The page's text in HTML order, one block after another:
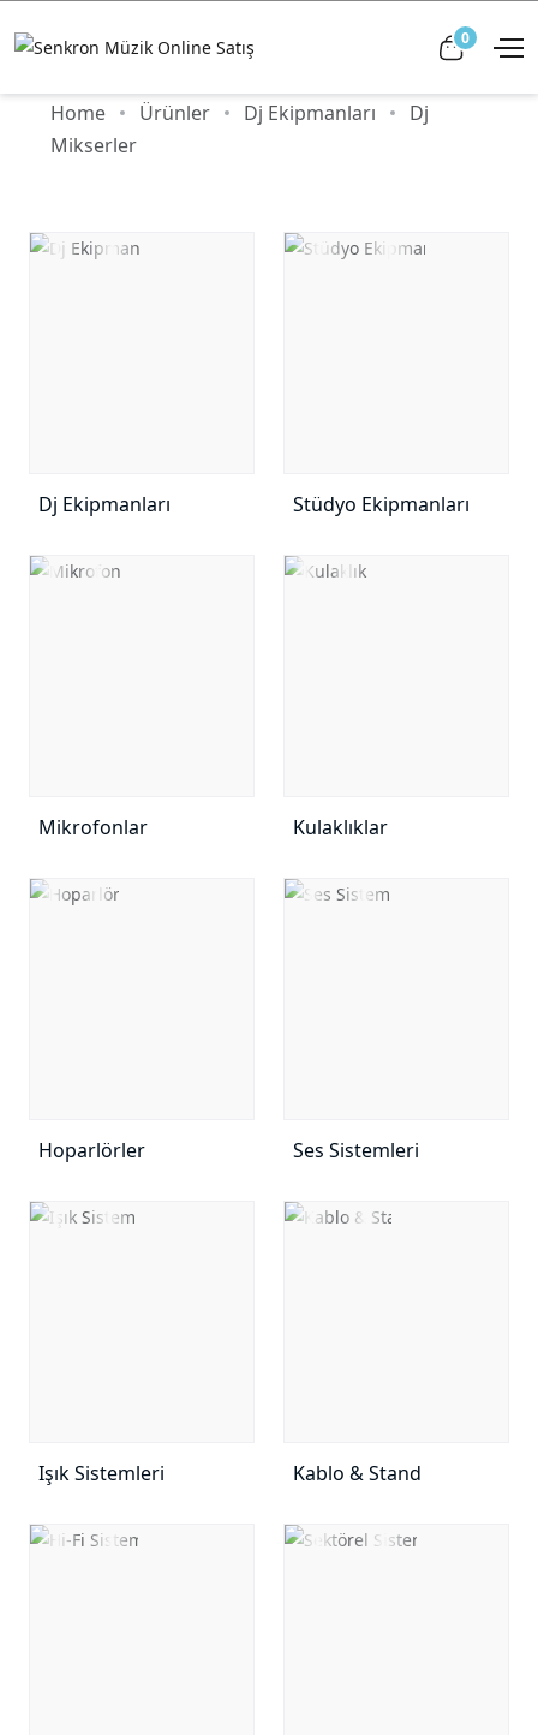
View cart
0
Home Ürünler Dj Ekipmanları
Dj
Mikserler
Dj Ekipmanları Stüdyo Ekipmanları
Mikrofonlar Kulaklıklar
Hoparlörler Ses Sistemleri
Işık Sistemleri Kablo & Stand